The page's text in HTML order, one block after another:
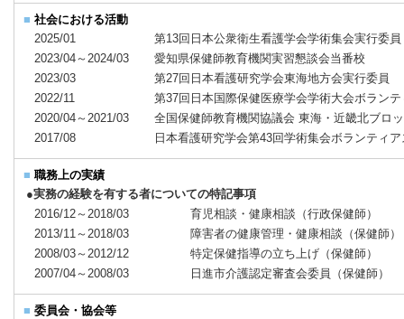
■ 社会における活動
2025/01
第13回日本公衆衛生看護学会学術集会実行委員
2023/04～2024/03
愛知県保健師教育機関実習懇談会当番校
2023/03
第27回日本看護研究学会東海地方会実行委員
2022/11
第37回日本国際保健医療学会学術大会ボラン
2020/04～2021/03
全国保健師教育機関協議会 東海・近畿北ブロ
2017/08
日本看護研究学会第43回学術集会ボランティ
■ 職務上の実績
●実務の経験を有する者についての特記事項
2016/12～2018/03
育児相談・健康相談（行政保健師）
2013/11～2018/03
障害者の健康管理・健康相談（保健師）
2008/03～2012/12
特定保健指導の立ち上げ（保健師）
2007/04～2008/03
日進市介護認定審査会委員（保健師）
■ 委員会・協会等